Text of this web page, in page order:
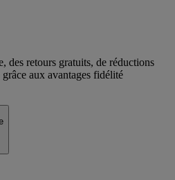
des retours gratuits, de réductions
aux avantages fidélité